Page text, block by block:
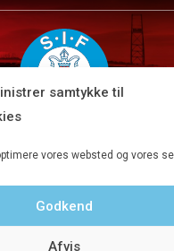
samtykke til
vores websted og vores
Godkend
Afvis
Fax 8680 4647 · Kontortid man-fre kl.